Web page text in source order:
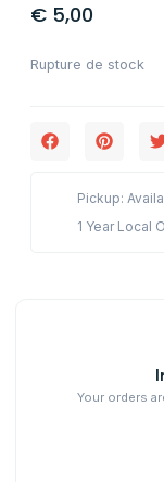
€ 5,00
Rupture de stock
Pickup:
1 Year Local
Your orders